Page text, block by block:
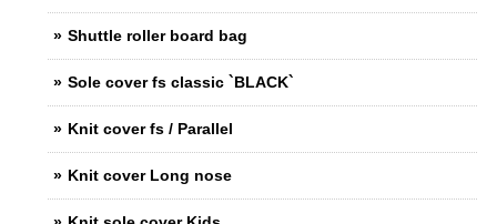
Shuttle roller board bag
Sole cover fs classic `BLACK`
Knit cover fs / Parallel
Knit cover Long nose